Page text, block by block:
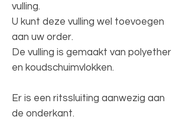
vulling.
U kunt deze vulling wel toevoegen
aan uw order.
De vulling is gemaakt van polyether
en koudschuimvlokken.
Er is een ritssluiting aanwezig aan
de onderkant.